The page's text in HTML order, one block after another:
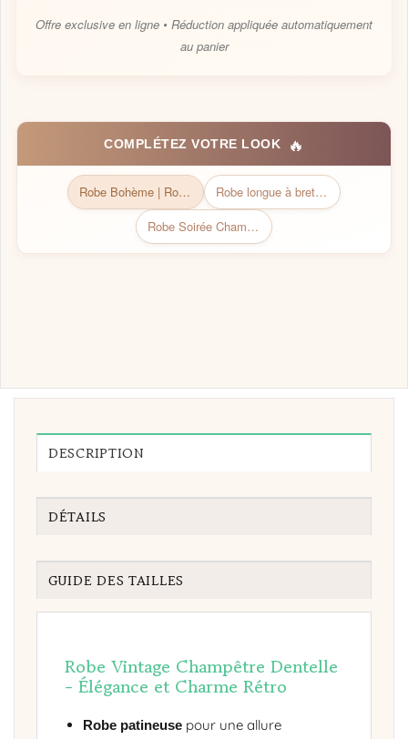
Offre exclusive en ligne • Réduction appliquée automatiquement
au panier
COMPLÉTEZ VOTRE LOOK 🔥
Robe Bohème | Robe Bohème chic
Robe longue à bretelles bohème
Robe Soirée Champêtre Blanche
DESCRIPTION
DÉTAILS
GUIDE DES TAILLES
Robe Vintage Champêtre Dentelle
- Élégance et Charme Rétro
Robe patineusepour une allure